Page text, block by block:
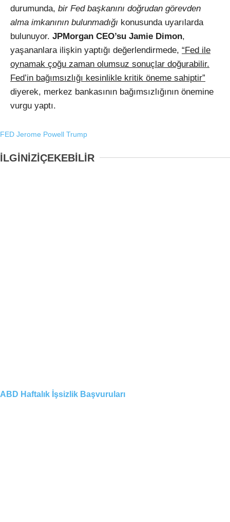
durumunda, bir Fed başkanını doğrudan görevden
alma imkanının bulunmadığı konusunda uyarılarda
bulunuyor. JPMorgan CEO’su Jamie Dimon,
yaşananlara ilişkin yaptığı değerlendirmede, “Fed ile
oynamak çoğu zaman olumsuz sonuçlar doğurabilir.
Fed’in bağımsızlığı kesinlikle kritik öneme sahiptir”
diyerek, merkez bankasının bağımsızlığının önemine
vurgu yaptı.
FED Jerome Powell Trump
İLGİNİZİÇEKEBİLİR
ABD Haftalık İşsizlik Başvuruları